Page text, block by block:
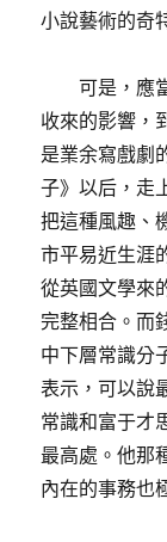
小說藝術的奇
可是，應
收來的影響，
是業余寫戲劇
子》以后，走
把這種風趣、
市平易近生涯
從英國文學來
完整相合。而
中下層常識分
表示，可以說
常識和富于才
最高處。他那
內在的事務也